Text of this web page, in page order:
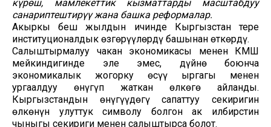
күрөш, мамлекеттик кызматтарды масштабдуу
санариптештирүү жана башка реформалар.
Акыркы беш жылдын ичинде Кыргызстан терең
институционалдык өзгөрүүлөрдү башынан өткөрдү.
Салыштырмалуу чакан экономикасы менен КМШ
мейкиндигинде эле эмес, дүйнө боюнча
экономикалык жогорку өсүү ыргагы менен
ургаалдуу өнүгүп жаткан өлкөгө айланды.
Кыргызстандын өнүгүүдөгү сапаттуу секиригин
өлкөнүн улуттук символу болгон ак илбирстин
чыныгы секириги менен салыштырса болот.